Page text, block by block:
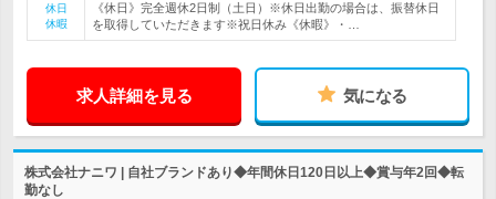
休日
休暇
《休日》完全週休2日制（土日）※休日出勤の場合は、振替休日
を取得していただきます※祝日休み《休暇》・…
求人詳細を見る 気になる
株式会社ナニワ | 自社ブランドあり◆年間休日120日以上◆賞与年2回◆転
勤なし